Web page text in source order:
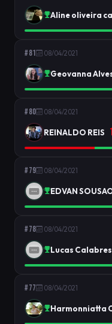
Aline oliveira
#81 08/04/2021
Geovanna
#80 08/04/2021
REINALDO REIS
#79 08/04/2021
EDVAN
#78 08/04/2021
Lucas
#77 08/04/2021
Harmonniatta